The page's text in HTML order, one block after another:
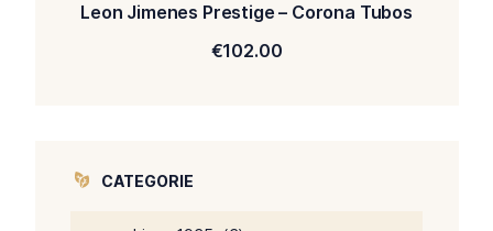
Leon Jimenes Prestige – Corona Tubos
€102.00
CATEGORIE